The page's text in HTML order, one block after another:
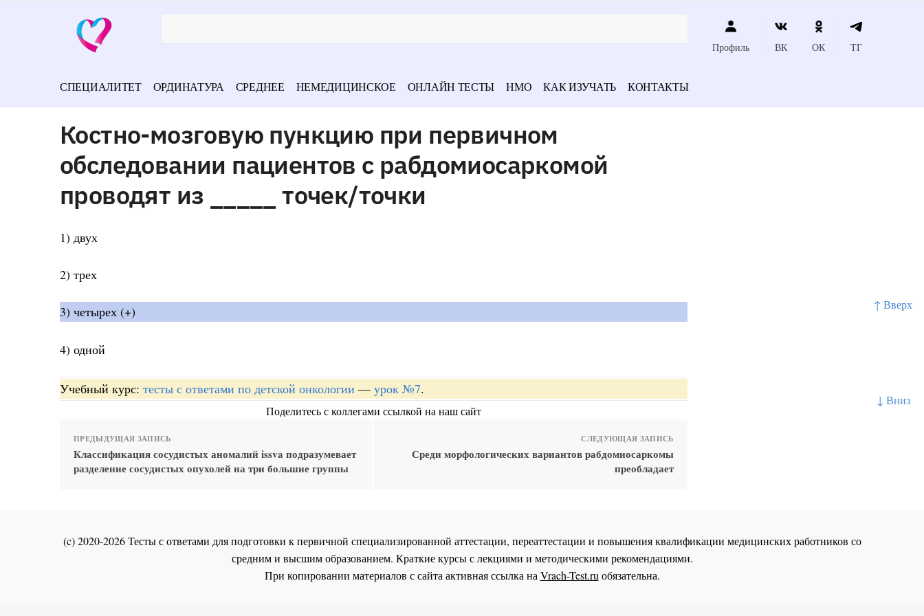
↑ Вверх
↓ Вниз
Профиль ВК ОК ТГ
СПЕЦИАЛИТЕТ ОРДИНАТУРА СРЕДНЕЕ НЕМЕДИЦИНСКОЕ ОНЛАЙН ТЕСТЫ НМО КАК ИЗУЧАТЬ КОНТАКТЫ
Костно-мозговую пункцию при первичном
обследовании пациентов с рабдомиосаркомой
проводят из _____ точек/точки
1) двух
2) трех
3) четырех (+)
4) одной
Учебный курс: тесты с ответами по детской онкологии — урок №7.
Поделитесь с коллегами ссылкой на наш сайт
ПРЕДЫДУЩАЯ ЗАПИСЬ
Классификация сосудистых аномалий issva подразумевает
разделение сосудистых опухолей на три большие группы
СЛЕДУЮЩАЯ ЗАПИСЬ
Среди морфологических вариантов рабдомиосаркомы
преобладает
(c) 2020-2026 Тесты с ответами для подготовки к первичной специализированной аттестации, переаттестации и повышения квалификации медицинских работников со
средним и высшим образованием. Краткие курсы с лекциями и методическими рекомендациями.
При копировании материалов с сайта активная ссылка наVrach-Test.ruобязательна.